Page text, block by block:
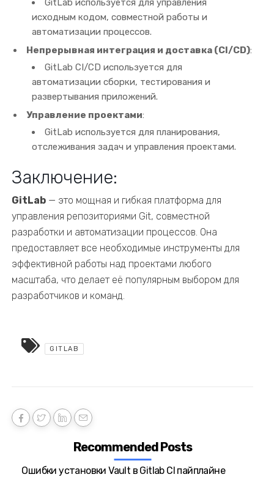
GitLab используется для управления
исходным кодом, совместной работы и
автоматизации процессов.
Непрерывная интеграция и доставка (CI/CD):
GitLab CI/CD используется для
автоматизации сборки, тестирования и
развертывания приложений.
Управление проектами:
GitLab используется для планирования,
отслеживания задач и управления проектами.
Заключение:
GitLab — это мощная и гибкая платформа для
управления репозиториями Git, совместной
разработки и автоматизации процессов. Она
предоставляет все необходимые инструменты для
эффективной работы над проектами любого
масштаба, что делает её популярным выбором для
разработчиков и команд.
GITLAB
Recommended Posts
Ошибки установки Vault в Gitlab CI пайплайне